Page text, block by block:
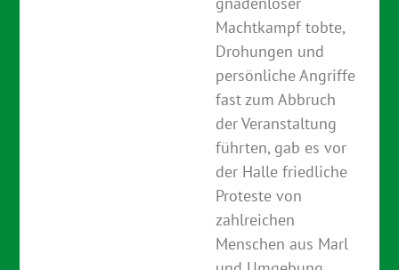
Machtkampf tobte,
Drohungen und
persönliche Angriffe
fast zum Abbruch
der Veranstaltung
führten, gab es vor
der Halle friedliche
Proteste von
zahlreichen
Menschen aus Marl